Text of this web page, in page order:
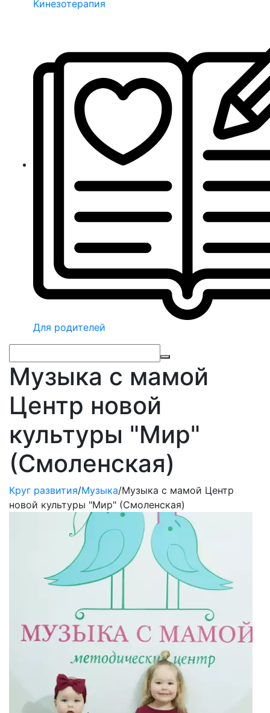
Кинезотерапия
Для родителей
Музыка с мамой
Центр новой
культуры "Мир"
(Смоленская)
Круг развития/Музыка/Музыка с мамой Центр
новой культуры "Мир" (Смоленская)